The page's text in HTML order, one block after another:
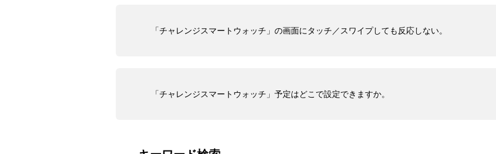
「チャレンジスマートウォッチ」の画面にタッチ／スワイプしても反応しない。
「チャレンジスマートウォッチ」予定はどこで設定できますか。